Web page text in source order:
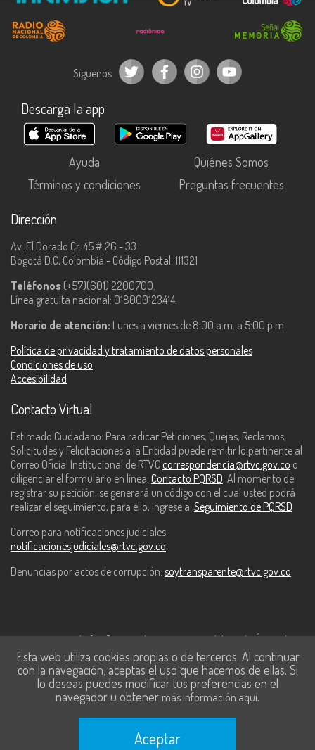
Síguenos
Descarga la app
Ayuda
Quiénes Somos
Términos y condiciones
Preguntas frecuentes
Dirección
Av. El Dorado Cr. 45 # 26 - 33
Bogotá D.C, Colombia - Código Postal: 111321
Teléfonos (+57)(601) 2200700.
Línea gratuita nacional: 018000123414.
Horario de atención: Lunes a viernes de 8:00 a.m. a 5:00 p.m.
Política de privacidad y tratamiento de datos personales
Condiciones de uso
Accesibilidad
Contacto Virtual
Estimado Ciudadano: Para radicar Peticiones, Quejas, Reclamos,
Solicitudes y Felicitaciones a la Entidad puede remitir lo pertinente al
Correo Oficial Institucional de RTVC correspondencia@rtvc.gov.co o
diligenciar el formulario en línea: Contacto PQRSD . Al momento de
registrar su petición, se generará un código con el cual usted podrá
realizar el seguimiento, para ello, ingrese a: Seguimiento de PQRSD
Correo para notificaciones judiciales:
notificacionesjudiciales@rtvc.gov.co
Denuncias por actos de corrupción: soytransparente@rtvc.gov.co
Este contenido fue financiado con recursos del Fondo Único de
Tecnologías de la Información y las Comunicaciones de MinTic.
Esta web utiliza cookies propias o de terceros. Al continuar
con la navegación, aceptas el uso que hacemos de ellas. Si
lo deseas puedes modificar tus preferencias en el
navegador u obtener más información aquí.
Aceptar